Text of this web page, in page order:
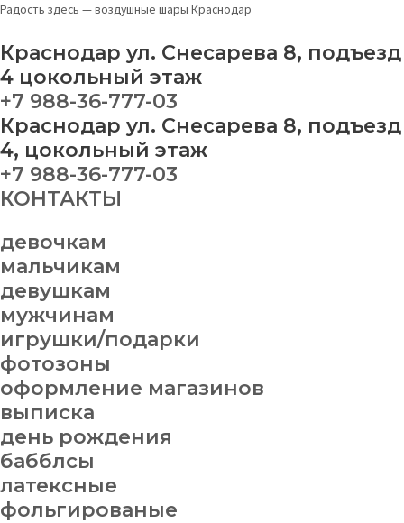
Перейти
содержимому
Радость здесь — воздушные шары Краснодар
Краснодар ул. Снесарева 8, подъезд
4 цокольный этаж
+7 988-36-777-03
Краснодар ул. Снесарева 8, подъезд
4, цокольный этаж
+7 988-36-777-03
КОНТАКТЫ
девочкам
мальчикам
девушкам
мужчинам
игрушки/подарки
фотозоны
оформление магазинов
выписка
день рождения
бабблсы
латексные
фольгированые
Шар
ассорти"
quantity